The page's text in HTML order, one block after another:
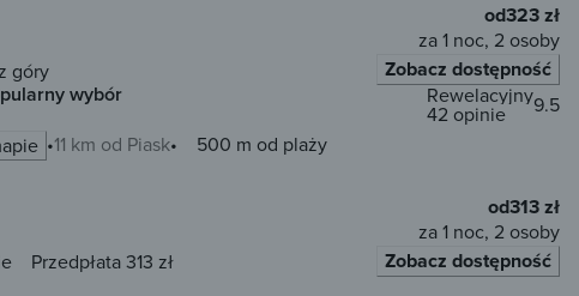
góry
od323 zł
za 1 noc, 2 osoby
Zobacz dostępność
wybór
11 km od Piask 500 m od plaży
9.5
Rewelacyjny
42 opinie
Przedpłata 313 zł
od313 zł
za 1 noc, 2 osoby
Zobacz dostępność